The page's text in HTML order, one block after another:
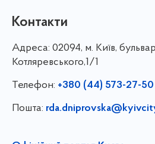
Контакти
Адреса: 02094, м. Київ,
Котляревського,1/1
Телефон: +380 (44) 573-27-50
Пошта: